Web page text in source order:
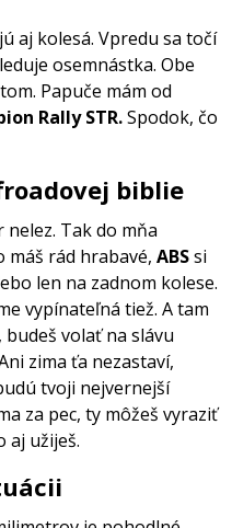
aj kolesá. Vpredu sa točí
osemnástka. Obe
Papuče mám od
Rally STR.Spodok, čo
biblie
Tak do mňa
máš rád hrabavé, ABSsi
len na zadnom kolese.
vypínateľná tiež. A tam
budeš volať na slávu
zima ťa nezastaví,
tvoji nejvernejší
za pec, ty môžeš vyraziť
aj užiješ.